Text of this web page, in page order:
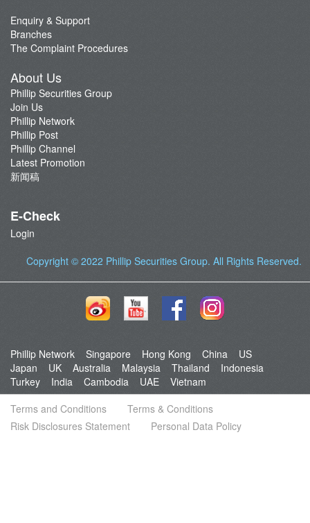
Enquiry & Support
Branches
The Complaint Procedures
About Us
Phillip Securities Group
Join Us
Phillip Network
Phillip Post
Phillip Channel
Latest Promotion
新闻稿
E-Check
Login
Copyright © 2022 Phillip Securities Group. All Rights Reserved.
Phillip Network Singapore Hong Kong China
US
Japan
UK Australia Malaysia Thailand
Indonesia
Turkey
India Cambodia UAE
Vietnam
Terms and Conditions
Terms & Conditions
Risk Disclosures Statement
Personal Data Policy